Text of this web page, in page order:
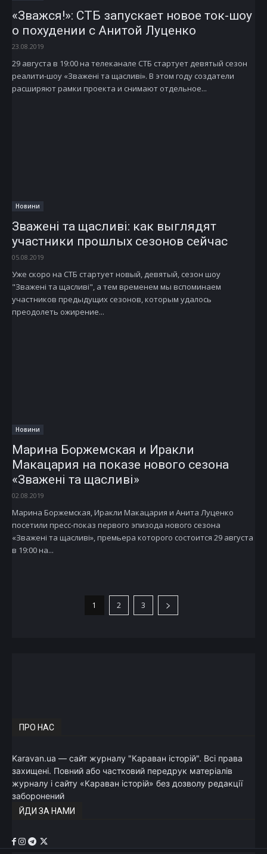
«Зважся!»: СТБ запускает новое ток-шоу
о похудении с Анитой Луценко
23.08.2019
29 августа в 19:00 на телеканале СТБ стартует девятый сезон
реалити-шоу «Зважені та щасливі». В этом году создатели
расширяют рамки проекта и снимают отдельное...
Новини
Зважені та щасливі: как выглядят
участники прошлых сезонов сейчас
05.08.2019
Уже скоро на СТБ стартует новый, девятый, сезон шоу
"Зважені та щасливі", а тем временем мы вспоминаем
участников предыдущих сезонов, которым удалось
преодолеть ожирение...
Новини
Марина Боржемская и Иракли
Макацария на показе нового сезона
«Зважені та щасливі»
02.08.2019
Марина Боржемская, Иракли Макацария и Анита Луценко
посетили пресс-показ первого эпизода нового сезона
«Зважені та щасливі», премьера которого состоится 29 августа
в 19:00 на...
1 2 3
ПРО НАС
Karavan.ua — сайт журналу "Караван історій". Всі права
захищені. Повний або частковий передрук матеріалів
журналу і сайту «Караван історій» без дозволу редакції
заборонений
ЙДИ ЗА НАМИ